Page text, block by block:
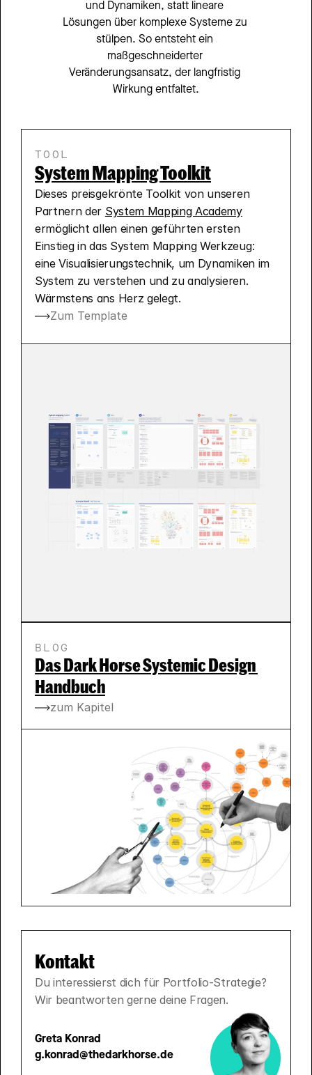
und Dynamiken, statt lineare
Lösungen über komplexe Systeme zu
stülpen. So entsteht ein
maßgeschneiderter
Veränderungsansatz, der langfristig
Wirkung entfaltet.
TOOL
System Mapping Toolkit
Dieses preisgekrönte Toolkit von unseren
Partnern der System Mapping Academy
ermöglicht allen einen geführten ersten
Einstieg in das System Mapping Werkzeug:
eine Visualisierungstechnik, um Dynamiken im
System zu verstehen und zu analysieren.
Wärmstens ans Herz gelegt.
Zum Template
BLOG
Das Dark Horse Systemic Design
Handbuch
zum Kapitel
Kontakt
Du interessierst dich für Portfolio-Strategie?
Wir beantworten gerne deine Fragen.
Greta Konrad
g.konrad@thedarkhorse.de